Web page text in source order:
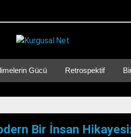
Gücü Retrospektif
Bir İnsan